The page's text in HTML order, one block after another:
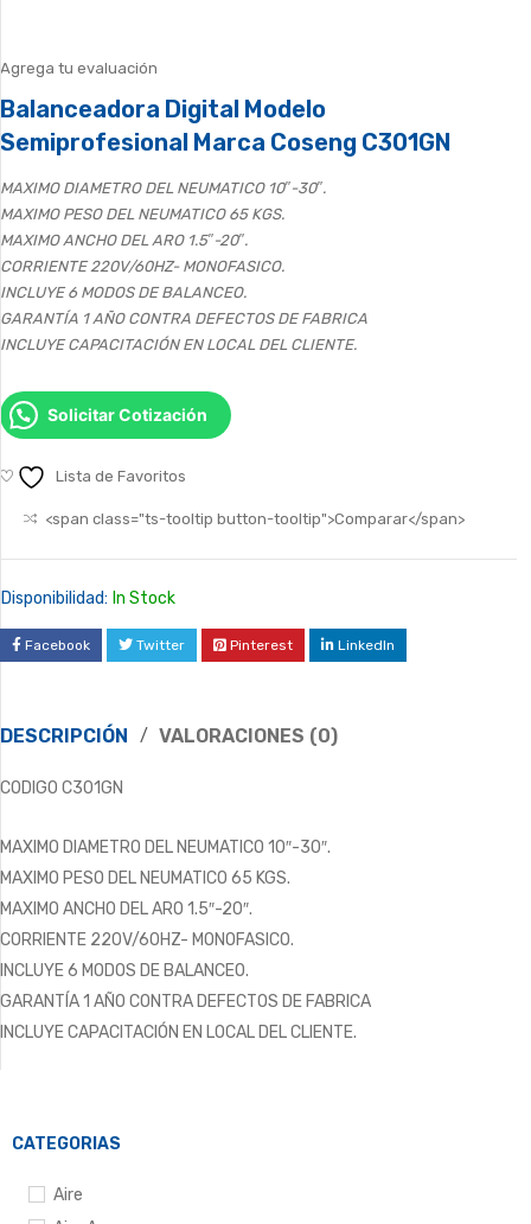
CATEGORIAS
Aire
Agrega tu evaluación
Balanceadora Digital Modelo
Semiprofesional Marca Coseng C301GN
MAXIMO DIAMETRO DEL NEUMATICO 10″-30″.
MAXIMO PESO DEL NEUMATICO 65 KGS.
MAXIMO ANCHO DEL ARO 1.5″-20″.
CORRIENTE 220V/60HZ- MONOFASICO.
INCLUYE 6 MODOS DE BALANCEO.
GARANTÍA 1 AÑO CONTRA DEFECTOS DE FABRICA
INCLUYE CAPACITACIÓN EN LOCAL DEL CLIENTE.
Solicitar Cotización
Lista de Favoritos
<span class="ts-tooltip button-tooltip">Comparar</span>
Disponibilidad: In Stock
Facebook Twitter Pinterest LinkedIn
DESCRIPCIÓN VALORACIONES (0)
CODIGO C301GN
MAXIMO DIAMETRO DEL NEUMATICO 10″-30″.
MAXIMO PESO DEL NEUMATICO 65 KGS.
MAXIMO ANCHO DEL ARO 1.5″-20″.
CORRIENTE 220V/60HZ- MONOFASICO.
INCLUYE 6 MODOS DE BALANCEO.
GARANTÍA 1 AÑO CONTRA DEFECTOS DE FABRICA
INCLUYE CAPACITACIÓN EN LOCAL DEL CLIENTE.